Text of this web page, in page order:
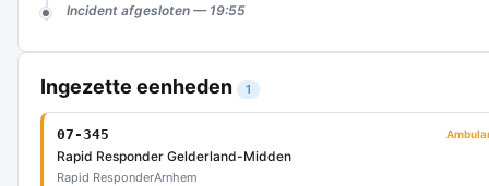
Incident afgesloten — 19:55
Ingezette eenheden 1
07-345
Rapid Responder Gelderland-Midden
Rapid ResponderArnhem